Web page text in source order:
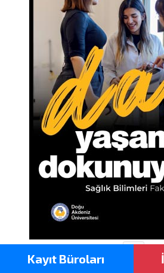
Sağlık Bilimleri
Kayıt Büroları